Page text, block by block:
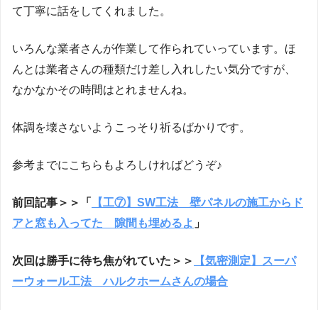
て丁寧に話をしてくれました。
いろんな業者さんが作業して作られていっています。ほ
んとは業者さんの種類だけ差し入れしたい気分ですが、
なかなかその時間はとれませんね。
体調を壊さないようこっそり祈るばかりです。
参考までにこちらもよろしければどうぞ♪
前回記事＞＞「
【工⑦】SW工法 壁パネルの施工からド
アと窓も入ってた 隙間も埋めるよ 」
次回は勝手に待ち焦がれていた＞＞
【気密測定】スーパ
ーウォール工法 ハルクホームさんの場合